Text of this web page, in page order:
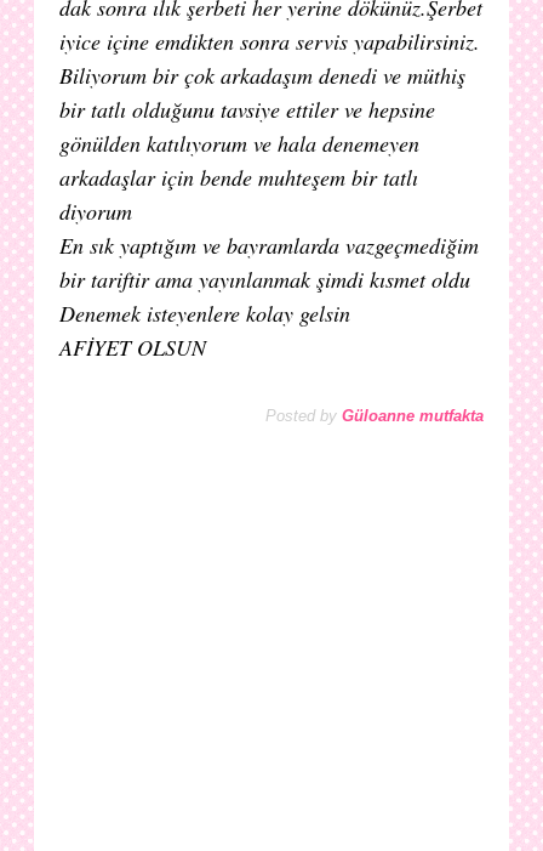
dak sonra ılık şerbeti her yerine dökünüz.Şerbet
iyice içine emdikten sonra servis yapabilirsiniz.
Biliyorum bir çok arkadaşım denedi ve müthiş
bir tatlı olduğunu tavsiye ettiler ve hepsine
gönülden katılıyorum ve hala denemeyen
arkadaşlar için bende muhteşem bir tatlı
diyorum
En sık yaptığım ve bayramlarda vazgeçmediğim
bir tariftir ama yayınlanmak şimdi kısmet oldu
Denemek isteyenlere kolay gelsin
AFİYET OLSUN
Posted by Güloanne mutfakta